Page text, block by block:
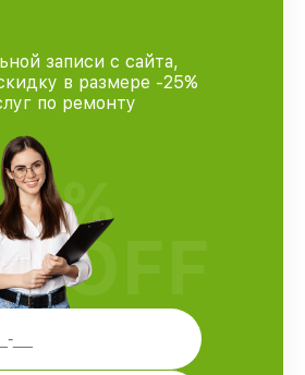
записи с сайта,
в размере -25%
по ремонту
%
OFF